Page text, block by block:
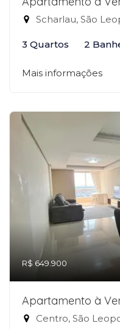
Scharlau, São
3 Quartos 2
Mais informações
R$ 649.900
Apartamento à
Centro, São